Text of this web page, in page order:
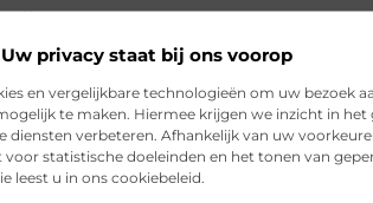
Uw privacy staat bij ons voorop
en vergelijkbare technologieën om uw bezoek
te maken. Hiermee krijgen we inzicht in het
diensten verbeteren. Afhankelijk van uw
statistische doeleinden en het tonen van
leest u in ons cookiebeleid.
een verfrissend glas wijn terwijl je...
die boodschappen bestellen online. Dit is
bezig houdt Een speelhuisje is een
Zo’n speelhuisje is ideaal voor